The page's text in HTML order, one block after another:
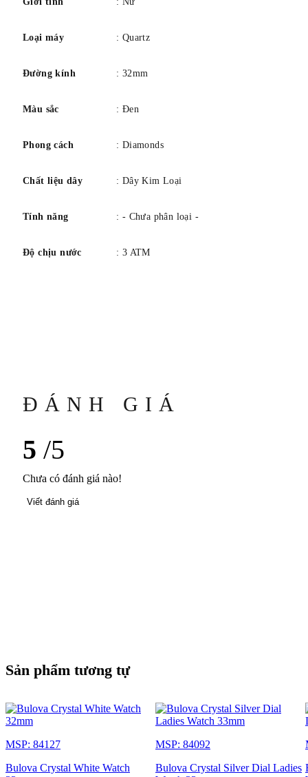
Loại máy : Quartz
Đường kính : 32mm
Màu sắc : Đen
Phong cách : Diamonds
Chất liệu dây : Dây Kim Loại
Tính năng : - Chưa phân loại -
Độ chịu nước : 3 ATM
ĐÁNH GIÁ
5 /5
Chưa có đánh giá nào!
Viết đánh giá
Sản phẩm tương tự
MSP: 84127
Bulova Crystal White Watch
MSP: 84092
Bulova Crystal Silver Dial Ladies